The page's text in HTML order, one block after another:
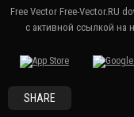
Free Vector Free-Vector.RU
с активной ссылкой на
SHARE